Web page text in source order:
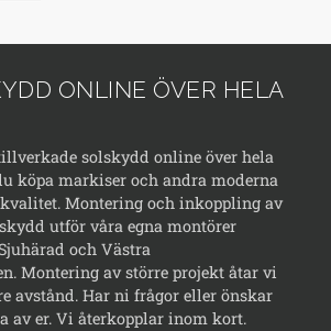
ONLINE ÖVER HELA
solskydd online över hela
köpa markiser och andra moderna
Montering och inkoppling av
utför våra egna montörer
och Västra
Montering av större projekt åtar vi
avstånd. Har ni frågor eller önskar
av er. Vi återkopplar inom kort.